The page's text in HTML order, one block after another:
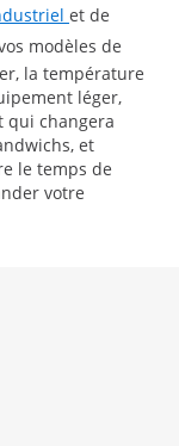
et de
modèles de
la température
léger,
qui changera
et
le temps de
votre